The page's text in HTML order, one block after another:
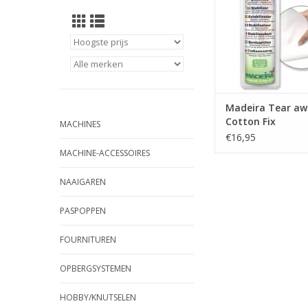
MACHINES
MACHINE-ACCESSOIRES
NAAIGAREN
PASPOPPEN
FOURNITUREN
OPBERGSYSTEMEN
HOBBY/KNUTSELEN
Madeira Tear
Cotton Fix
€16,95